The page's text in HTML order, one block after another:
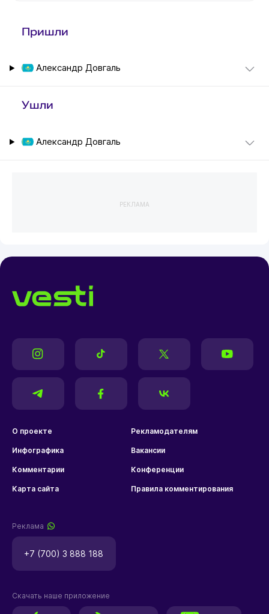
Пришли
Александр Довгаль
Ушли
Александр Довгаль
РЕКЛАМА
О проекте Рекламодателям
Инфографика Вакансии
Комментарии Конференции
Карта сайта Правила комментирования
Реклама
+7 (700) 3 888 188
Скачать наше приложение